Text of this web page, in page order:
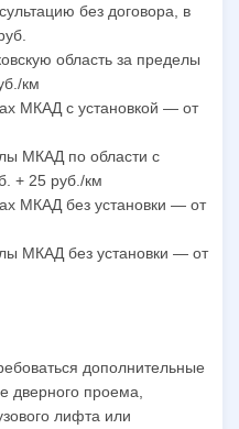
без договора, в
область за пределы
км
МКАД с установкой — от
МКАД по области с
+ 25 руб./км
МКАД без установки — от
МКАД без установки — от
дополнительные
дверного проема,
лифта или